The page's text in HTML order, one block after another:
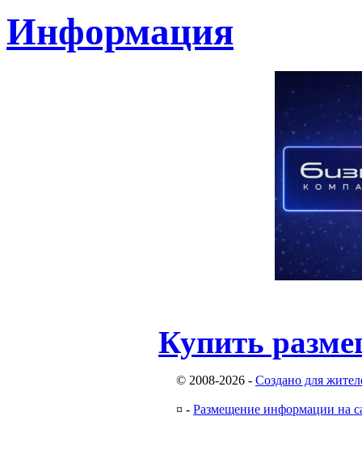
Информация
Купить
© 2008-2026 - Создано для
¤ - Размещение информации на